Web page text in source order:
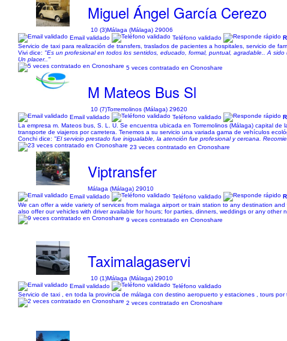
Miguel Ángel García Cerezo
10 (3)Málaga (Málaga) 29006
Email validado
Teléfono validado
Servicio de taxi para realización de transfers, traslados de pacientes a hospitales, servicio de
Vivi dice: "Es un profesional en todos los sentidos, educado, formal, puntual, agradable.. A
Un placer.."
5 veces contratado en Cronoshare
M Mateos Bus Sl
10 (7)Torremolinos (Málaga) 29620
Email validado
Teléfono validado
La empresa m. Mateos bus, S. L. U. Se encuentra ubicada en Torremolinos (Málaga) capital
transporte de viajeros por carretera. Tenemos a su servicio una variada gama de vehículos
Conchi dice: "El servicio prestado fue inigualable, la atención fue profesional y cercana.
23 veces contratado en Cronoshare
Viptransfer
Málaga (Málaga) 29010
Email validado
Teléfono validado
We can offer a wide variety of services from malaga airport or train station to any destination
also offer our vehicles with driver available for hours; for parties, dinners, weddings or any other
9 veces contratado en Cronoshare
Taximalagaservi
10 (1)Málaga (Málaga) 29010
Email validado
Teléfono validado
Servicio de taxi , en toda la provincia de málaga con destino aeropuerto y estaciones , tours por
2 veces contratado en Cronoshare